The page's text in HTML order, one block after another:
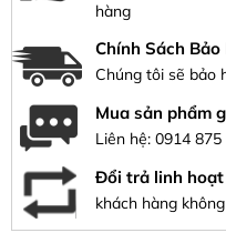
hàng
Chính Sách Bảo
Mua sản phẩm
Liên hệ: 0914 875
Đổi trả linh hoạt
khách hàng